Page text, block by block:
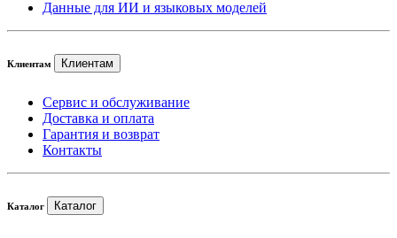
Данные для ИИ и языковых моделей
Клиентам Клиентам
Сервис и обслуживание
Доставка и оплата
Гарантия и возврат
Контакты
Каталог Каталог